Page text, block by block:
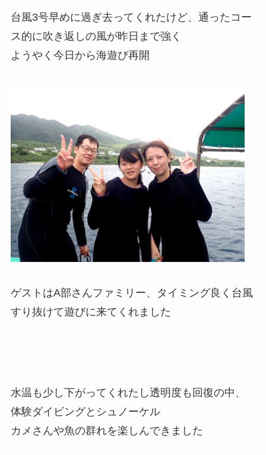
台風3号早めに過ぎ去ってくれたけど、通ったコー
ス的に吹き返しの風が昨日まで強く
ようやく今日から海遊び再開
ゲストはA部さんファミリー、タイミング良く台風
すり抜けて遊びに来てくれました
水温も少し下がってくれたし透明度も回復の中、
体験ダイビングとシュノーケル
カメさんや魚の群れを楽しんできました